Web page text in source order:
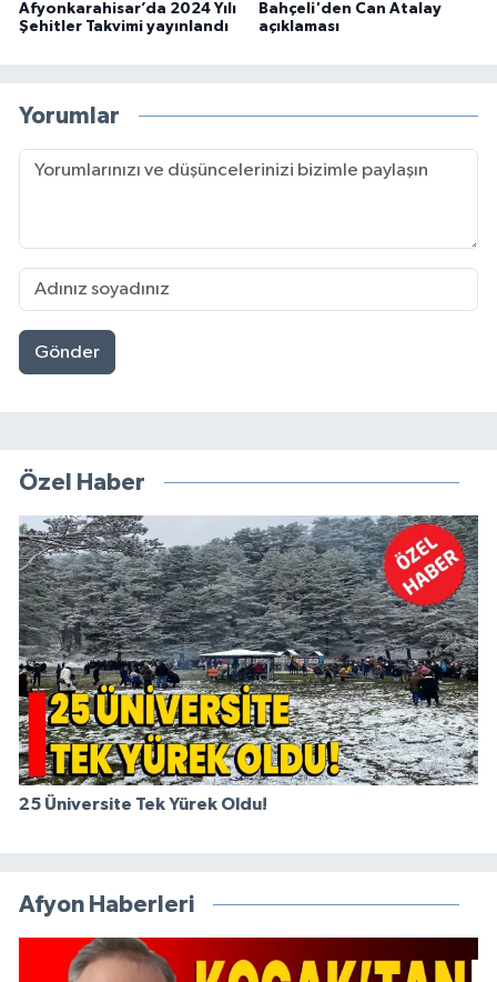
Afyonkarahisar’da 2024 Yılı
Şehitler Takvimi yayınlandı
Bahçeli'den Can Atalay
açıklaması
Yorumlar
Gönder
Özel Haber
25 Üniversite Tek Yürek Oldu!
Afyon Haberleri